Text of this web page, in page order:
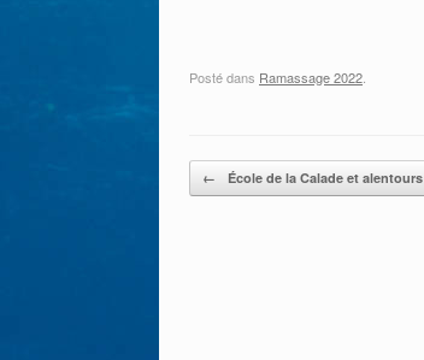
Posté dans Ramassage 2022
Post navigation
← École de la Calade et alentours